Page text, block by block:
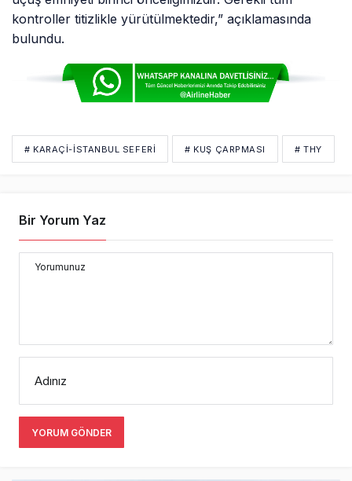
kontroller titizlikle yürütülmektedir,” açıklamasında
bulundu.
# KARAÇI-İSTANBUL SEFERI # KUŞ ÇARPMASI # THY
Bir Yorum Yaz
Yorumunuz
Adınız
YORUM GÖNDER